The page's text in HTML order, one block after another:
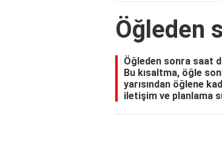
Öğleden
Öğleden sonra saat
Bu kısaltma, öğle
yarısından öğlene
iletişim ve planlama